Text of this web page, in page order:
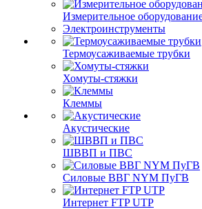
Измерительное
Электроинструменты
Термоусаживаемые трубки
Хомуты-стяжки
Клеммы
Акустические
ШВВП и ПВС
Силовые ВВГ NYM ПуГВ
Интернет FTP UTP